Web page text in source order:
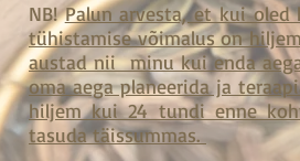
NB!Palun arvesta, et kui
tühistamise võimalus on
austad nii minu kui enda
oma aega planeerida ja
hiljem kui 24 tundi enne
tasuda täissummas.